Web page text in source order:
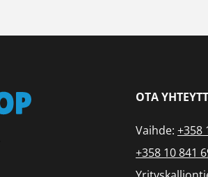
OTA
Vaihde: +358
+358 10 841